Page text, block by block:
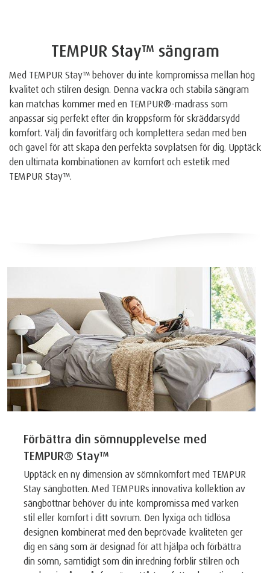
TEMPUR Stay™ sängram
Med TEMPUR Stay™ behöver du inte kompromissa mellan hög
kvalitet och stilren design. Denna vackra och stabila sängram
kan matchas kommer med en TEMPUR®-madrass som
anpassar sig perfekt efter din kroppsform för skräddarsydd
komfort. Välj din favoritfärg och komplettera sedan med ben
och gavel för att skapa den perfekta sovplatsen för dig. Upptäck
den ultimata kombinationen av komfort och estetik med
TEMPUR Stay™.
Förbättra din sömnupplevelse med
TEMPUR® Stay™
Upptäck en ny dimension av sömnkomfort med TEMPUR
Stay sängbotten. Med TEMPURs innovativa kollektion av
sängbottnar behöver du inte kompromissa med varken
stil eller komfort i ditt sovrum. Den lyxiga och tidlösa
designen kombinerat med den beprövade kvaliteten ger
dig en säng som är designad för att hjälpa och förbättra
din sömn, samtidigt som din inredning förblir stilren och